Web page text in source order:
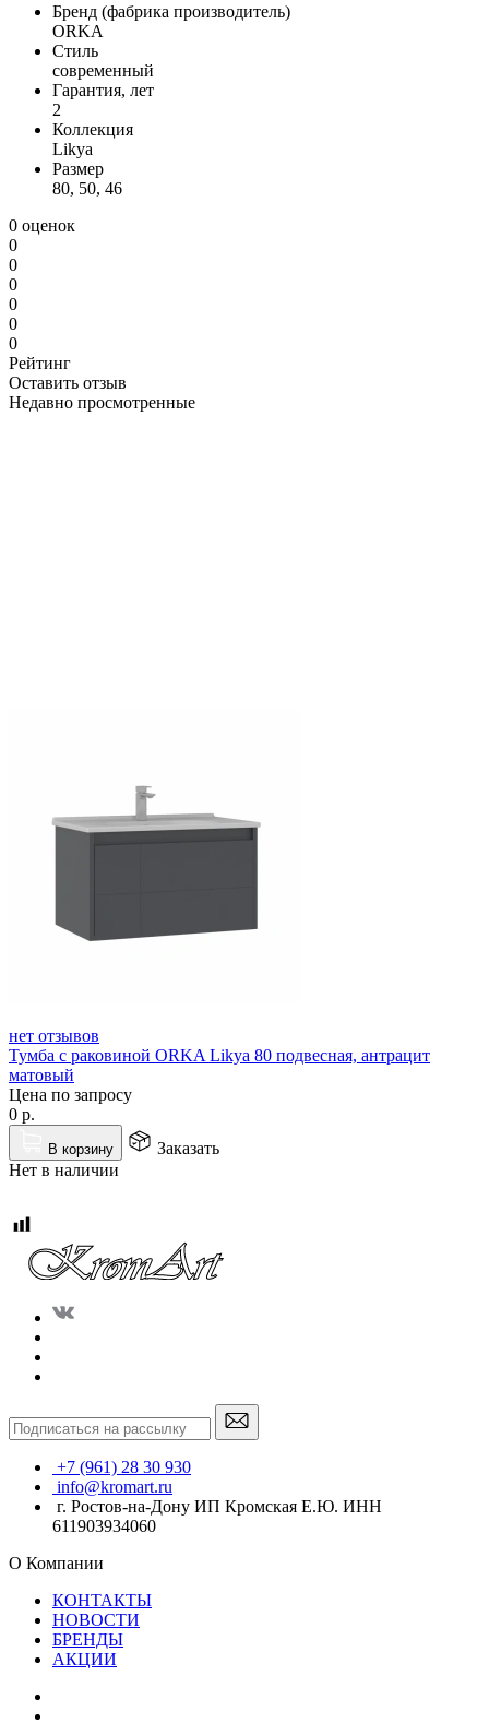
Бренд (фабрика производитель)
ORKA
Стиль
современный
Гарантия, лет
2
Коллекция
Likya
Размер
80, 50, 46
0 оценок
0
0
0
0
0
0
Рейтинг
Оставить отзыв
Недавно просмотренные
нет отзывов
Тумба с раковиной ORKA Likya 80 подвесная, антрацит
матовый
Цена по запросу
0 р.
В корзину
Заказать
Нет в наличии
+7 (961) 28 30 930
info@kromart.ru
г. Ростов-на-Дону ИП Кромская Е.Ю. ИНН
611903934060
О Компании
КОНТАКТЫ
НОВОСТИ
БРЕНДЫ
АКЦИИ